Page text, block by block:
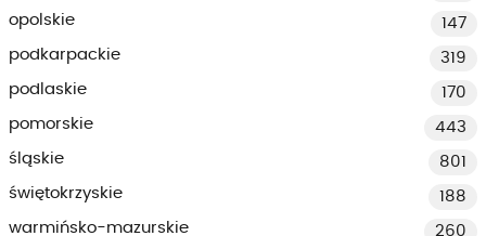
opolskie
147
podkarpackie
319
podlaskie
170
pomorskie
443
śląskie
801
świętokrzyskie
188
warmińsko-mazurskie
260